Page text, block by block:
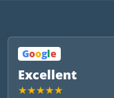
Google
Excellent
★★★★★